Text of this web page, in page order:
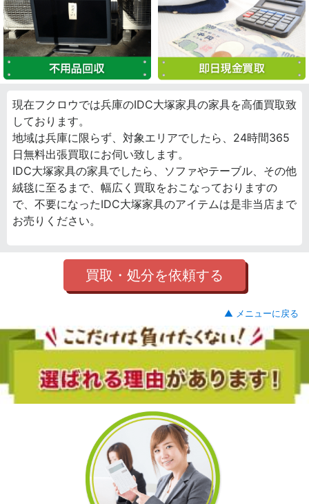
現在フクロウでは兵庫のIDC大塚家具の家具を高価買取致
しております。
地域は兵庫に限らず、対象エリアでしたら、24時間365
日無料出張買取にお伺い致します。
IDC大塚家具の家具でしたら、ソファやテーブル、その他
絨毯に至るまで、幅広く買取をおこなっておりますの
で、不要になったIDC大塚家具のアイテムは是非当店まで
お売りください。
買取・処分を依頼する
▲ メニューに戻る